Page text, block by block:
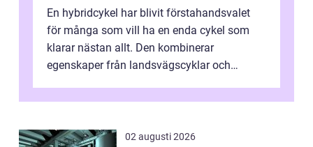
En hybridcykel har blivit förstahandsvalet
för många som vill ha en enda cykel som
klarar nästan allt. Den kombinerar
egenskaper från landsvägscyklar och
02 augusti 2026